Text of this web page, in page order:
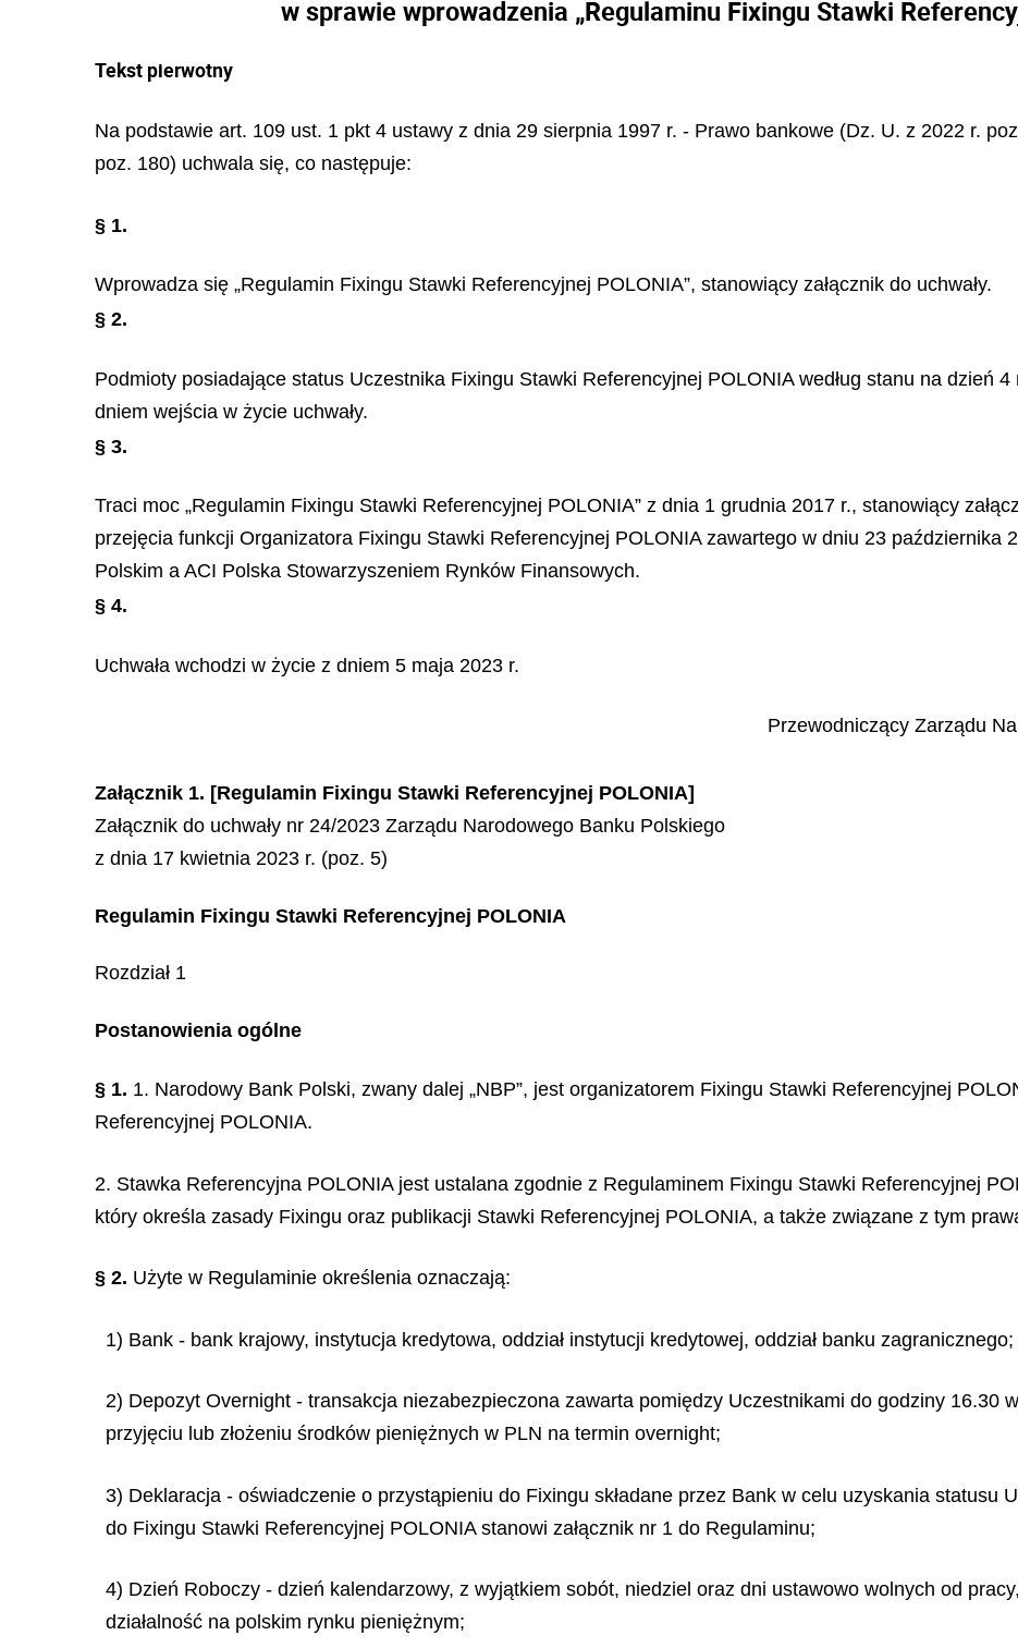
w sprawie wprowadzenia „Regulaminu Fixingu Stawki
Tekst pierwotny
Na podstawie art. 109 ust. 1 pkt 4 ustawy z dnia 29 sierpnia 1997 r. - Prawo bankowe (Dz. U. z 2022 r.
poz. 180) uchwala się, co następuje:
§ 1.
Wprowadza się „Regulamin Fixingu Stawki Referencyjnej POLONIA”, stanowiący załącznik do uchwały.
§ 2.
Podmioty posiadające status Uczestnika Fixingu Stawki Referencyjnej POLONIA według stanu na dzień
dniem wejścia w życie uchwały.
§ 3.
Traci moc „Regulamin Fixingu Stawki Referencyjnej POLONIA” z dnia 1 grudnia 2017 r., stanowiący
przejęcia funkcji Organizatora Fixingu Stawki Referencyjnej POLONIA zawartego w dniu 23 października
Polskim a ACI Polska Stowarzyszeniem Rynków Finansowych.
§ 4.
Uchwała wchodzi w życie z dniem 5 maja 2023 r.
Przewodniczący Zarządu
Załącznik 1. [Regulamin Fixingu Stawki Referencyjnej POLONIA]
Załącznik do uchwały nr 24/2023 Zarządu Narodowego Banku Polskiego
z dnia 17 kwietnia 2023 r. (poz. 5)
Regulamin Fixingu Stawki Referencyjnej POLONIA
Rozdział 1
Postanowienia ogólne
§ 1. 1. Narodowy Bank Polski, zwany dalej „NBP”, jest organizatorem Fixingu Stawki Referencyjnej
Referencyjnej POLONIA.
2. Stawka Referencyjna POLONIA jest ustalana zgodnie z Regulaminem Fixingu Stawki Referencyjnej
który określa zasady Fixingu oraz publikacji Stawki Referencyjnej POLONIA, a także związane z tym
§ 2. Użyte w Regulaminie określenia oznaczają:
1) Bank - bank krajowy, instytucja kredytowa, oddział instytucji kredytowej, oddział banku zagranicznego;
2) Depozyt Overnight - transakcja niezabezpieczona zawarta pomiędzy Uczestnikami do godziny 16.30
przyjęciu lub złożeniu środków pieniężnych w PLN na termin overnight;
3) Deklaracja - oświadczenie o przystąpieniu do Fixingu składane przez Bank w celu uzyskania statusu
do Fixingu Stawki Referencyjnej POLONIA stanowi załącznik nr 1 do Regulaminu;
4) Dzień Roboczy - dzień kalendarzowy, z wyjątkiem sobót, niedziel oraz dni ustawowo wolnych od
działalność na polskim rynku pieniężnym;